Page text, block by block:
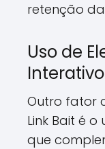
retenção
Uso de
Outro fator
Link Bait é
que